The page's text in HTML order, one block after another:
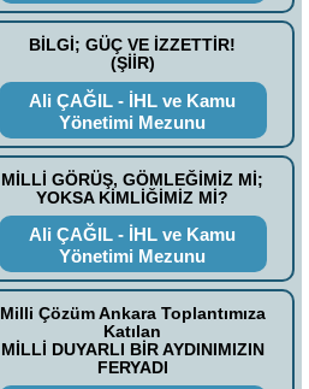
BİLGİ; GÜÇ VE İZZETTİR!
(ŞİİR)
Ali ÇAĞIL - İHL ve Kamu
Yönetimi Mezunu
MİLLİ GÖRÜŞ, GÖMLEĞİMİZ Mİ;
YOKSA KİMLİĞİMİZ Mİ?
Ali ÇAĞIL - İHL ve Kamu
Yönetimi Mezunu
Milli Çözüm Ankara Toplantımıza
Katılan
MİLLİ DUYARLI BİR AYDINIMIZIN
FERYADI